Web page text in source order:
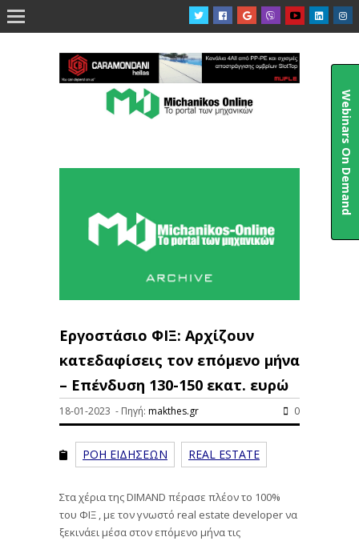

Εργοστάσιο ΦΙΞ: Αρχίζουν
κατεδαφίσεις τoν επόμενο μήνα
– Επένδυση 130-150 εκατ. ευρώ
18-01-2023 - Πηγή: makthes.gr 0
ΡΟΗ ΕΙΔΗΣΕΩΝ REAL ESTATE
Στα χέρια της DIMAND πέρασε πλέον το 100%
του ΦΙΞ , με τον γνωστό real estate developer να
ξεκινάει μέσα στον επόμενο μήνα τις
Webinars On Demand